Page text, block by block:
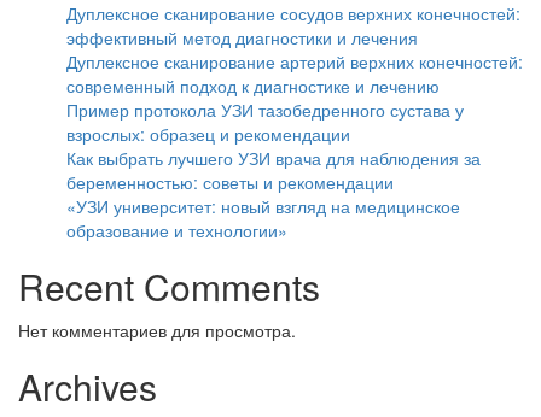
Дуплексное сканирование сосудов верхних конечностей:
эффективный метод диагностики и лечения
Дуплексное сканирование артерий верхних конечностей:
современный подход к диагностике и лечению
Пример протокола УЗИ тазобедренного сустава у
взрослых: образец и рекомендации
Как выбрать лучшего УЗИ врача для наблюдения за
беременностью: советы и рекомендации
«УЗИ университет: новый взгляд на медицинское
образование и технологии»
Recent Comments
Нет комментариев для просмотра.
Archives